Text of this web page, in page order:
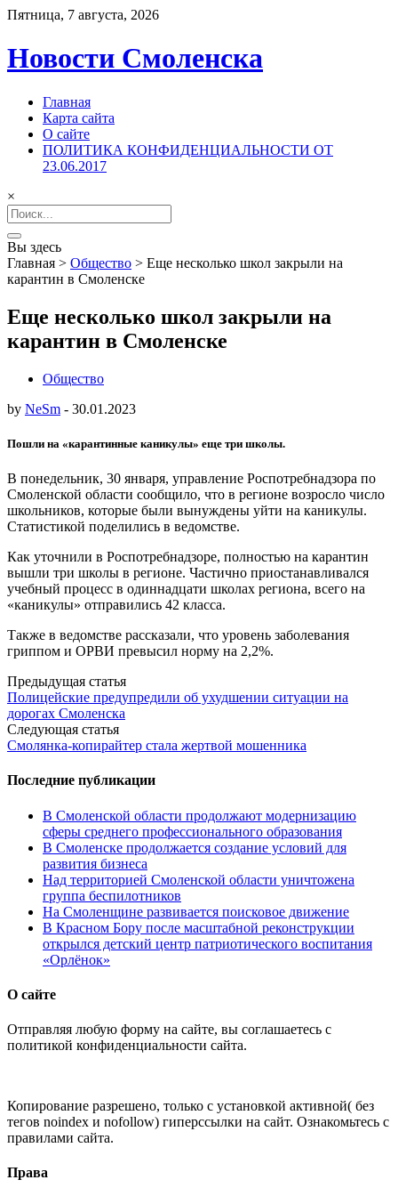
Пятница, 7 августа, 2026
Новости Смоленска
Главная
Карта сайта
О сайте
ПОЛИТИКА КОНФИДЕНЦИАЛЬНОСТИ ОТ
23.06.2017
×
Search
for:
Вы здесь
Главная > Общество > Еще несколько школ закрыли на
карантин в Смоленске
Еще несколько школ закрыли на
карантин в Смоленске
Общество
by NeSm - 30.01.2023
Пошли на «карантинные каникулы» еще три школы.
В понедельник, 30 января, управление Роспотребнадзора по
Смоленской области сообщило, что в регионе возросло число
школьников, которые были вынуждены уйти на каникулы.
Статистикой поделились в ведомстве.
Как уточнили в Роспотребнадзоре, полностью на карантин
вышли три школы в регионе. Частично приостанавливался
учебный процесс в одиннадцати школах региона, всего на
«каникулы» отправились 42 класса.
Также в ведомстве рассказали, что уровень заболевания
гриппом и ОРВИ превысил норму на 2,2%.
Post
navigation
Предыдущая статья
Полицейские предупредили об ухудшении ситуации на
дорогах Смоленска
Следующая статья
Смолянка-копирайтер стала жертвой мошенника
Последние публикации
В Смоленской области продолжают модернизацию
сферы среднего профессионального образования
В Смоленске продолжается создание условий для
развития бизнеса
Над территорией Смоленской области уничтожена
группа беспилотников
На Смоленщине развивается поисковое движение
В Красном Бору после масштабной реконструкции
открылся детский центр патриотического воспитания
«Орлёнок»
О сайте
Отправляя любую форму на сайте, вы соглашаетесь с
политикой конфиденциальности сайта.
Копирование разрешено, только с установкой активной( без
тегов noindex и nofollow) гиперссылки на сайт. Ознакомьтесь с
правилами сайта.
Права